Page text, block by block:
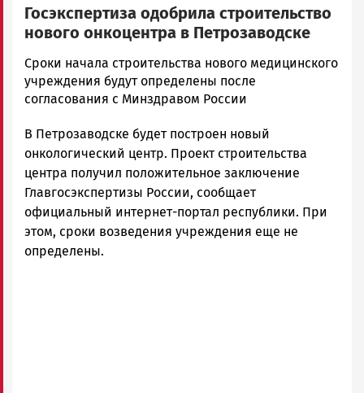
Госэкспертиза одобрила строительство
нового онкоцентра в Петрозаводске
Юрий
Каулио
Новости
и
Карелии
|
Петрозаводск
ГОВОРИТ
Сроки начала строительства нового медицинского
учреждения будут определены после
согласования с Минздравом России
В Петрозаводске будет построен новый
онкологический центр. Проект строительства
центра получил положительное заключение
Главгосэкспертизы России, сообщает
официальный интернет-портал республики. При
этом, сроки возведения учреждения еще не
определены.